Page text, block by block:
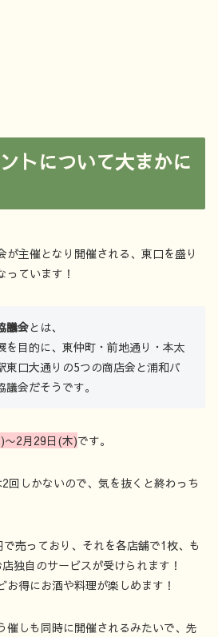
トについて大まかに
が主催となり開催される、東口を盛り
っています！
議会とは、
を目的に、東仲町・前地通り・本太
東口大通りの5つの商店会と浦和パ
会だそうです。
〜2月29日(木)です。
回しかないので、気を抜くと終わっち
売っており、それを各店舗で1枚、も
独自のサービスが受けられます！
得にお酒や料理が楽しめます！
催しも同時に開催されるみたいで、先